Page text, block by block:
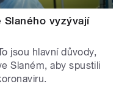
Slaného vyzývají
jsou hlavní důvody,
Slaném, aby spustili